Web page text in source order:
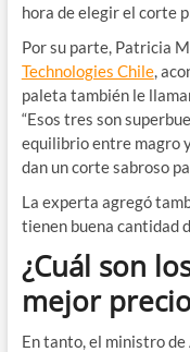
hora de elegir el corte
Por su parte, Patricia
Technologies Chile,
paleta también le
“Esos tres son
equilibrio entre magro
dan un corte sabroso
La experta agregó
tienen buena cantidad
¿Cuál son
mejor
En tanto, el ministro